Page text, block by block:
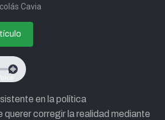
Cavia
en la política
corregir la realidad mediante